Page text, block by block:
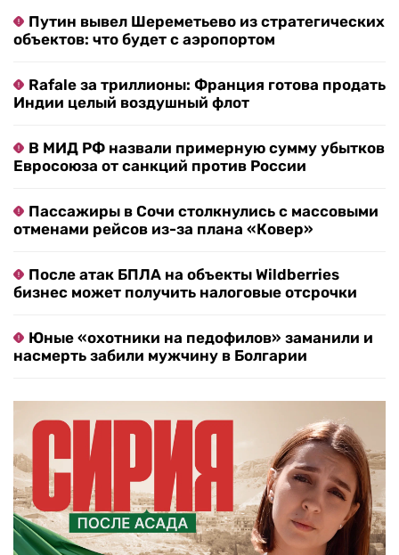
Путин вывел Шереметьево из стратегических
объектов: что будет с аэропортом
Rafale за триллионы: Франция готова продать
Индии целый воздушный флот
В МИД РФ назвали примерную сумму убытков
Евросоюза от санкций против России
Пассажиры в Сочи столкнулись с массовыми
отменами рейсов из-за плана «Ковер»
После атак БПЛА на объекты Wildberries
бизнес может получить налоговые отсрочки
Юные «охотники на педофилов» заманили и
насмерть забили мужчину в Болгарии